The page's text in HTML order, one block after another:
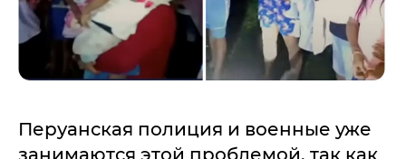
Перуанская полиция и военные уже
занимаются этой проблемой, так как